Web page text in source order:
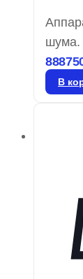
шума.
В